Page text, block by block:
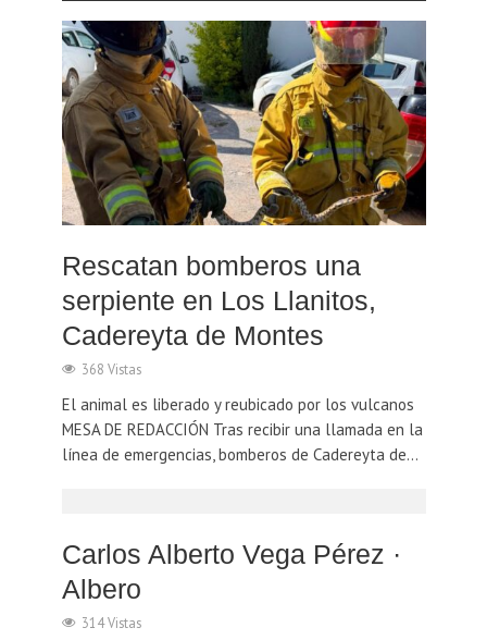
Rescatan bomberos una
serpiente en Los Llanitos,
Cadereyta de Montes
368 Vistas
El animal es liberado y reubicado por los vulcanos
MESA DE REDACCIÓN Tras recibir una llamada en la
línea de emergencias, bomberos de Cadereyta de...
Carlos Alberto Vega Pérez ·
Albero
314 Vistas